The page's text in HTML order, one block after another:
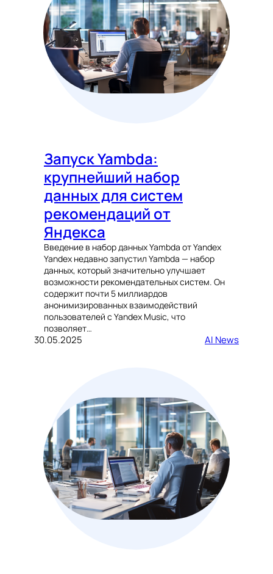
Запуск Yambda:
крупнейший набор
данных для систем
рекомендаций от
Яндекса
Введение в набор данных Yambda от Yandex
Yandex недавно запустил Yambda — набор
данных, который значительно улучшает
возможности рекомендательных систем. Он
содержит почти 5 миллиардов
анонимизированных взаимодействий
пользователей с Yandex Music, что
позволяет…
30.05.2025 AI News